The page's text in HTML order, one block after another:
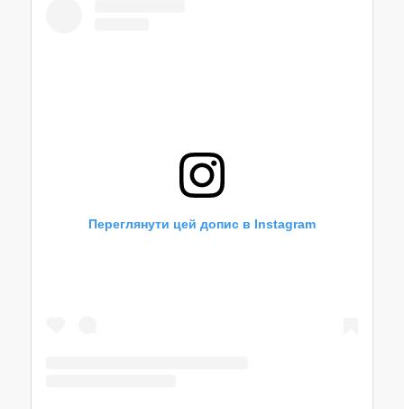
Переглянути цей допис в Instagram